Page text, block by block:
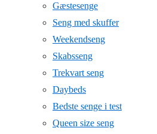
Gæstesenge
Seng med skuffer
Weekendseng
Skabsseng
Trekvart seng
Daybeds
Bedste senge i test
Queen size seng